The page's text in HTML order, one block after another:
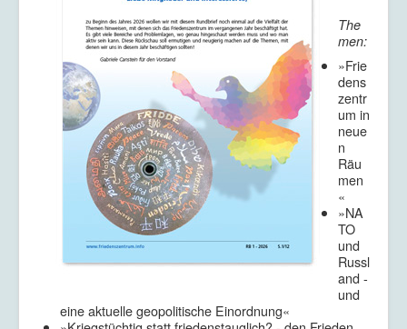
The
men:
»Frie
dens
zentr
um in
neue
n
Räu
men
«
»NA
TO
und
Russl
and -
und
eine aktuelle geopolitische Einordnung«